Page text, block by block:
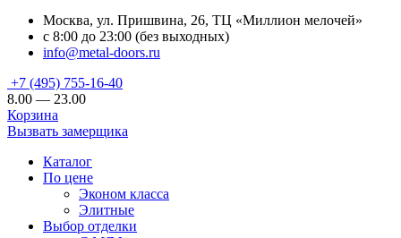
Москва, ул. Пришвина, 26, ТЦ «Миллион мелочей»
с 8:00 до 23:00 (без выходных)
info@metal-doors.ru
+7 (495) 755-16-40
8.00 — 23.00
Корзина
Вызвать замерщика
Каталог
По цене
Эконом класса
Элитные
Выбор отделки